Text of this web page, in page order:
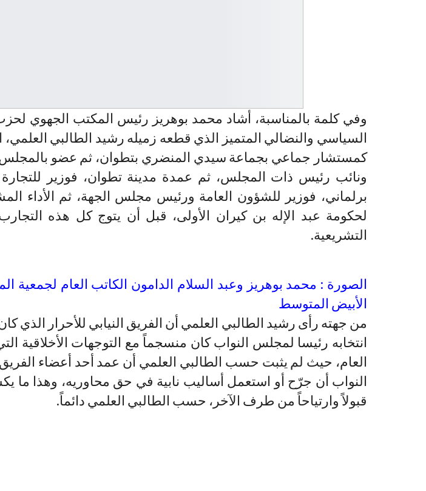
وفي كلمة بالمناسبة، أشاد محمد بوهريز رئيس المكتب الجهوي لحزب
السياسي والنضالي المتميز الذي قطعه زميله رشيد الطالبي العلمي،
كمستشار جماعي بجماعة سيدي المنضري بتطوان، ثم عضو
ونائب رئيس ذات المجلس، ثم عمدة مدينة تطوان، فوزير للتجارة
برلماني، فوزير للشؤون العامة ورئيس مجلس الجهة، ثم الأداء
لحكومة عبد الإله بن كيران الأولى، قبل أن يتوج كل هذه
التشريعية.
الصورة : محمد بوهريز وعبد السلام الدامون الكاتب العام لجمعية
الأبيض المتوسط
من جهته رأى رشيد الطالبي العلمي أن الفريق النيابي للأحرار الذي
انتخابه رئيسا لمجلس النواب كان منسجماً مع التوجهات الأخلاقية
العام، حيث لم يثبت حسب الطالبي العلمي أن عمد أحد أعضاء
النواب أن جرّح أو استعمل أساليب نابية في حق محاوريه، وهذا ما
قبولاً وارتياحاً من طرف الآخر، حسب الطالبي العلمي دائماً.